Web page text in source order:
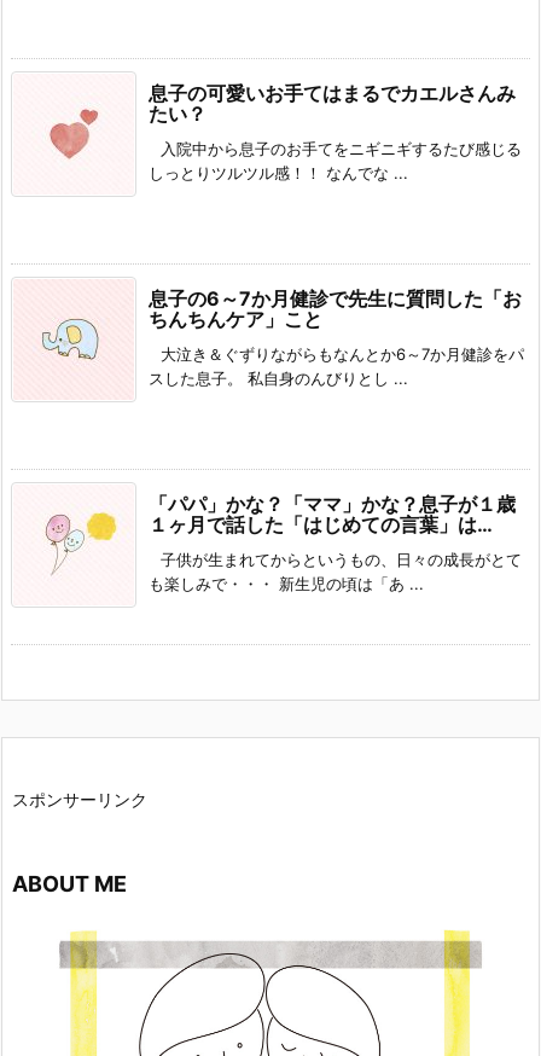
息子の可愛いお手てはまるでカエルさんみ
たい？
入院中から息子のお手てをニギニギするたび感じる
しっとりツルツル感！！ なんでな ...
息子の6～7か月健診で先生に質問した「お
ちんちんケア」こと
大泣き＆ぐずりながらもなんとか6～7か月健診をパ
スした息子。 私自身のんびりとし ...
「パパ」かな？「ママ」かな？息子が１歳
１ヶ月で話した「はじめての言葉」は…
子供が生まれてからというもの、日々の成長がとて
も楽しみで・・・ 新生児の頃は「あ ...
スポンサーリンク
ABOUT ME